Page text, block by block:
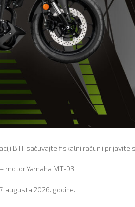
BiH, sačuvajte fiskalni račun i prijavite
motor Yamaha MT-03.
augusta 2026. godine.